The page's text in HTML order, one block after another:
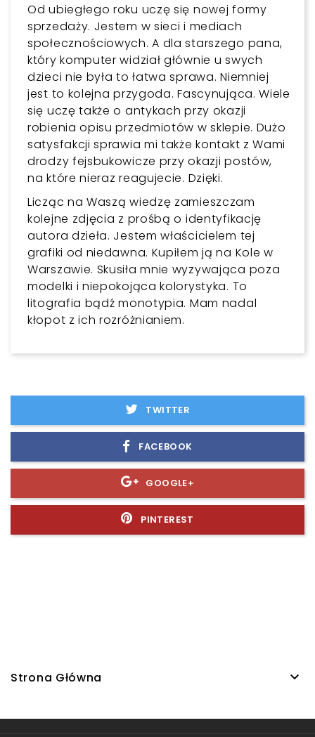
Od ubiegłego roku uczę się nowej formy
sprzedaży. Jestem w sieci i mediach
społecznościowych. A dla starszego pana,
który komputer widział głównie u swych
dzieci nie była to łatwa sprawa. Niemniej
jest to kolejna przygoda. Fascynująca. Wiele
się uczę także o antykach przy okazji
robienia opisu przedmiotów w sklepie. Dużo
satysfakcji sprawia mi także kontakt z Wami
drodzy fejsbukowicze przy okazji postów,
na które nieraz reagujecie. Dzięki.
Licząc na Waszą wiedzę zamieszczam
kolejne zdjęcia z prośbą o identyfikację
autora dzieła. Jestem właścicielem tej
grafiki od niedawna. Kupiłem ją na Kole w
Warszawie. Skusiła mnie wyzywająca poza
modelki i niepokojąca kolorystyka. To
litografia bądź monotypia. Mam nadal
kłopot z ich rozróżnianiem.
TWITTER
FACEBOOK
GOOGLE+
PINTEREST
Strona Główna 